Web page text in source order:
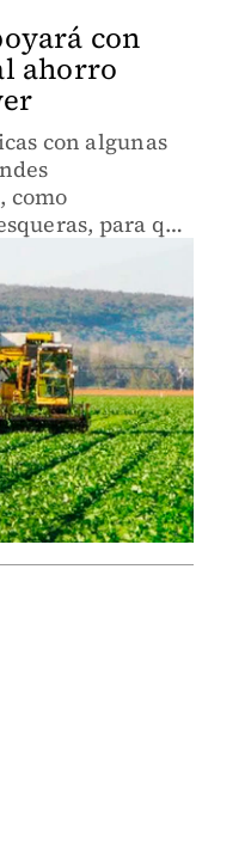
con
ahorro
con algunas
como
para que